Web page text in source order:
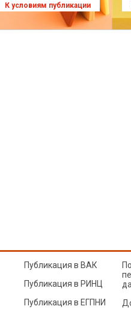
К условиям публикации
Публикация в ВАК
Публикация в РИНЦ
Публикация в ЕГПНИ